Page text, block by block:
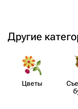
Другие
Цветы